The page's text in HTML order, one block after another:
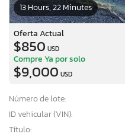
13 Hours, 22 Minutes
Oferta Actual
$850 USD
Compre Ya por solo
$9,000 USD
Número de lote:
ID vehicular (VIN):
Título: